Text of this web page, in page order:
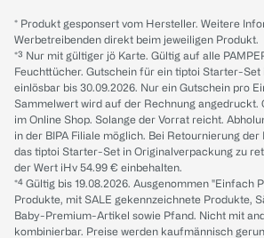
* Produkt gesponsert vom Hersteller. Weitere
Werbetreibenden direkt beim jeweiligen Produkt.
*³ Nur mit gültiger jö Karte. Gültig auf alle
Feuchttücher. Gutschein für ein tiptoi Starter-Set
einlösbar bis 30.09.2026. Nur ein Gutschein pro
Sammelwert wird auf der Rechnung angedruckt.
im Online Shop. Solange der Vorrat reicht.
in der BIPA Filiale möglich. Bei Retournierung
das tiptoi Starter-Set in Originalverpackung zu
der Wert iHv 54.99 € einbehalten.
*⁴ Gültig bis 19.08.2026. Ausgenommen "Einfach
Produkte, mit SALE gekennzeichnete Produkte,
Baby-Premium-Artikel sowie Pfand. Nicht mit
kombinierbar. Preise werden kaufmännisch